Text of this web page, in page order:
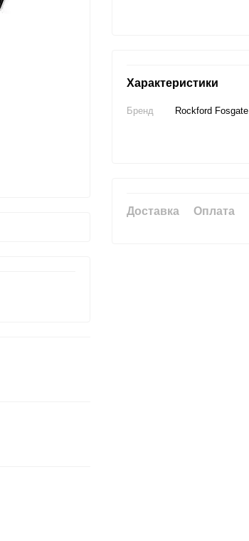
Характеристики
Бренд Rockford Fosgate
Доставка Оплата